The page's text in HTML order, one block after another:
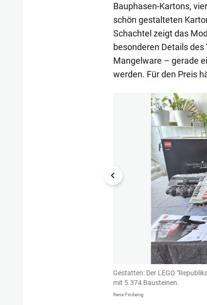
Bauphasen-Kartons,
schön gestalteten
Schachtel zeigt das
besonderen Details
Mangelware – gerade
werden. Für den Preis
1/15
Gestatten: Der LEGO
mit 5.374 Bausteinen.
Rene Findenig